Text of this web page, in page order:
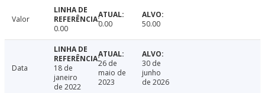
Valor
0.00
0.00 50.00
Data
18 de
janeiro
de 2022
26 de
maio de
2023
30 de
junho
de 2026